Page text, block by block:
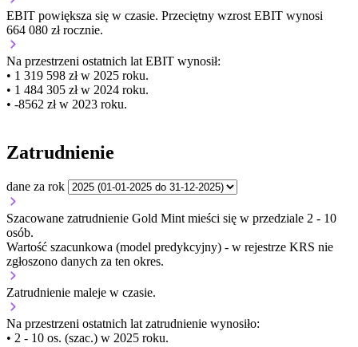
EBIT powiększa się w czasie. Przeciętny wzrost EBIT wynosi
664 080 zł rocznie.
Na przestrzeni ostatnich lat EBIT wynosił:
• 1 319 598 zł w 2025 roku.
• 1 484 305 zł w 2024 roku.
• -8562 zł w 2023 roku.
Zatrudnienie
dane za rok
Szacowane zatrudnienie Gold Mint mieści się w przedziale 2 - 10
osób.
Wartość szacunkowa (model predykcyjny) - w rejestrze KRS nie
zgłoszono danych za ten okres.
Zatrudnienie maleje w czasie.
Na przestrzeni ostatnich lat zatrudnienie wynosiło:
• 2 - 10 os. (szac.) w 2025 roku.